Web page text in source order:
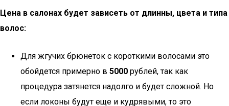
Цена в салонах будет зависеть от длинны, цвета и типа
волос:
Для жгучих брюнеток с короткими волосами это
обойдется примерно в 5000 рублей, так как
процедура затянется надолго и будет сложной. Но
если локоны будут еще и кудрявыми, то это